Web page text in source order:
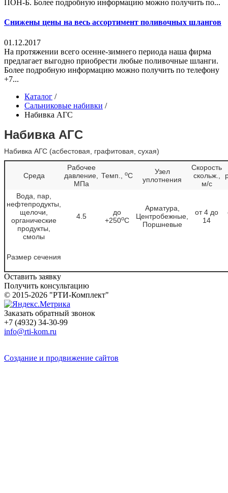
ПОН-Б. Более подробную информацию можно получить по...
Снижены цены на весь ассортимент поливочных шлангов
01.12.2017
На протяжении всего осенне-зимнего периода наша фирма
предлагает выгодно приобрести любые поливочные шланги.
Более подробную информацию можно получить по телефону
+7...
Каталог /
Сальниковые набивки /
Набивка АГС
Набивка АГС
Набивка АГС (асбестовая, графитовая, сухая)
Среда
Рабочее
давление,
МПа
Темп., оC
Узел
уплотнения
Скорость
скольж.,
м/с
Вода, пар,
нефтепродукты,
щелочи,
органические
продукты,
смолы
4.5
до
+250оС
Арматура,
Центробежные,
Поршневые
от 4 до
14
Размер сечения
Оставить заявку
Получить консультацию
© 2015-2026 "РТИ-Комплект"
Заказать обратный звонок
+7 (4932) 34-30-99
info@rti-kom.ru
Создание и продвижение сайтов